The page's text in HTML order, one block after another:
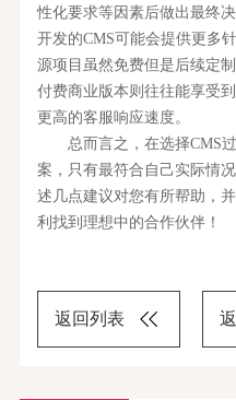
性化要求等因素后做出最终
开发的CMS可能会提供更多
源项目虽然免费但是后续定
付费商业版本则往往能享受
更高的客服响应速度。
总而言之，在选择CMS过
案，只有最符合自己实际情
述几点建议对您有所帮助，
利找到理想中的合作伙伴！
返回列表